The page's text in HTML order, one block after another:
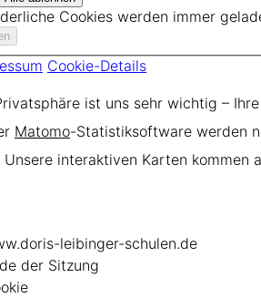
Cookies werden immer
Cookie-Details
ist uns sehr wichtig –
Matomo-Statistiksoftware werden
Unsere interaktiven Karten
leibinger-schulen.de
der Sitzung